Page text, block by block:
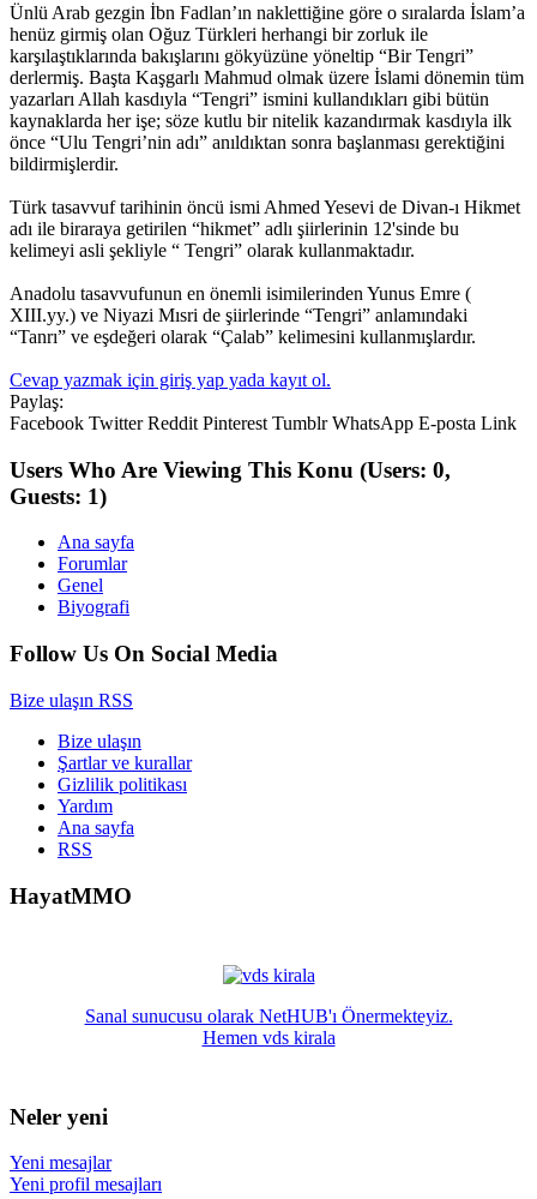
Ünlü Arab gezgin İbn Fadlan’ın naklettiğine göre o sıralarda İslam’a
henüz girmiş olan Oğuz Türkleri herhangi bir zorluk ile
karşılaştıklarında bakışlarını gökyüzüne yöneltip “Bir Tengri”
derlermiş. Başta Kaşgarlı Mahmud olmak üzere İslami dönemin tüm
yazarları Allah kasdıyla “Tengri” ismini kullandıkları gibi bütün
kaynaklarda her işe; söze kutlu bir nitelik kazandırmak kasdıyla ilk
önce “Ulu Tengri’nin adı” anıldıktan sonra başlanması gerektiğini
bildirmişlerdir.
Türk tasavvuf tarihinin öncü ismi Ahmed Yesevi de Divan-ı Hikmet
adı ile biraraya getirilen “hikmet” adlı şiirlerinin 12'sinde bu
kelimeyi asli şekliyle “ Tengri” olarak kullanmaktadır.
Anadolu tasavvufunun en önemli isimilerinden Yunus Emre (
XIII.yy.) ve Niyazi Mısri de şiirlerinde “Tengri” anlamındaki
“Tanrı” ve eşdeğeri olarak “Çalab” kelimesini kullanmışlardır.
Cevap yazmak için giriş yap yada kayıt ol.
Paylaş:
Facebook Twitter Reddit Pinterest Tumblr WhatsApp E-posta Link
Users Who Are Viewing This Konu (Users: 0,
Guests: 1)
Ana sayfa
Forumlar
Genel
Biyografi
Follow Us On Social Media
Bize ulaşın RSS
Bize ulaşın
Şartlar ve kurallar
Gizlilik politikası
Yardım
Ana sayfa
RSS
HayatMMO
Sanal sunucusu olarak NetHUB'ı Önermekteyiz.
Hemen vds kirala
Neler yeni
Yeni mesajlar
Yeni profil mesajları